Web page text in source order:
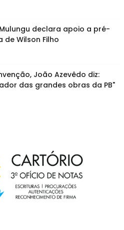
declara apoio a pré-
Wilson Filho
João Azevêdo diz:
das grandes obras da PB"